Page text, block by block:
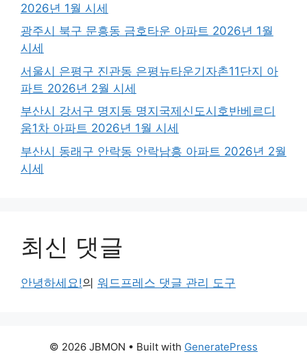
2026년 1월 시세
광주시 북구 문흥동 금호타운 아파트 2026년 1월
시세
서울시 은평구 진관동 은평뉴타운기자촌11단지 아
파트 2026년 2월 시세
부산시 강서구 명지동 명지국제신도시호반베르디
움1차 아파트 2026년 1월 시세
부산시 동래구 안락동 안락남흥 아파트 2026년 2월
시세
최신 댓글
안녕하세요!의 워드프레스 댓글 관리 도구
© 2026 JBMON • Built with GeneratePress